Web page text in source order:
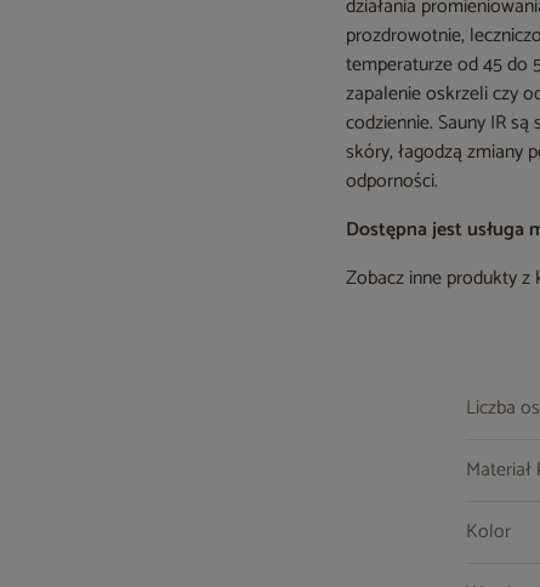
działania
prozdrowotnie,
temperaturze od 45 do
zapalenie oskrzeli czy
codziennie. Sauny IR
skóry, łagodzą zmiany
odporności.
Dostępna jest usługa
Zobacz inne produkty
Liczba
Kolor